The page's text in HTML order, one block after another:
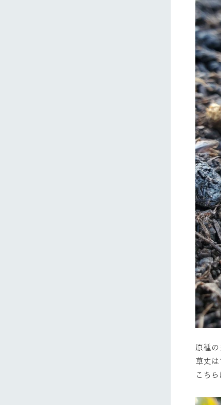
原種
草丈
こち